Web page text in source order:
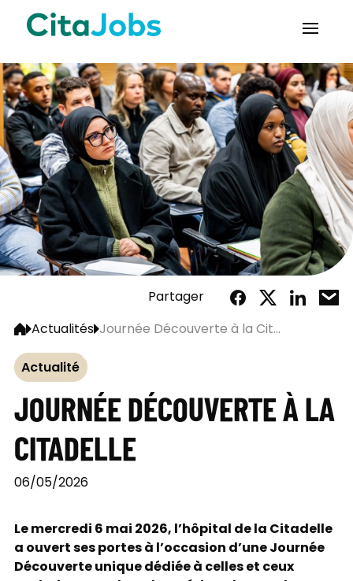
Partager
Actualités Journée Découverte à la Cit...
Actualité
JOURNÉE DÉCOUVERTE À LA
CITADELLE
06/05/2026
Le mercredi 6 mai 2026, l’hôpital de la Citadelle
a ouvert ses portes à l’occasion d’une Journée
Découverte unique dédiée à celles et ceux